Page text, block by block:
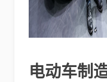
电动车制